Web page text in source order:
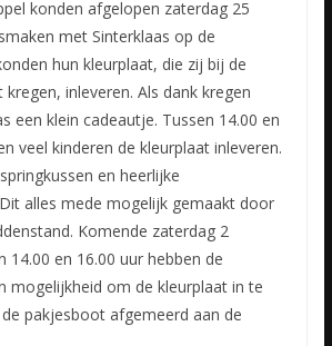
konden afgelopen zaterdag 25
met Sinterklaas op de
hun kleurplaat, die zij bij de
inleveren. Als dank kregen
een klein cadeautje. Tussen 14.00 en
veel kinderen de kleurplaat inleveren.
en heerlijke
alles mede mogelijk gemaakt door
Komende zaterdag 2
14.00 en 16.00 uur hebben de
mogelijkheid om de kleurplaat in te
pakjesboot afgemeerd aan de